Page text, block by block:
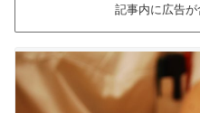
記事内に広告が